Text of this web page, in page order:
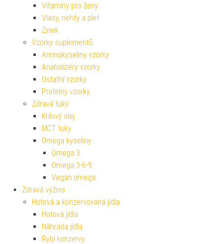
Vitamíny pro ženy
Vlasy, nehty a pleť
Zinek
Vzorky suplementů
Aminokyseliny vzorky
Anabolizéry vzorky
Ostatní vzorky
Proteiny vzorky
Zdravé tuky
Krilový olej
MCT tuky
Omega kyseliny
Omega 3
Omega 3-6-9
Vegan omega
Zdravá výživa
Hotová a konzervovaná jídla
Hotová jídla
Náhrada jídla
Rybí konzervy